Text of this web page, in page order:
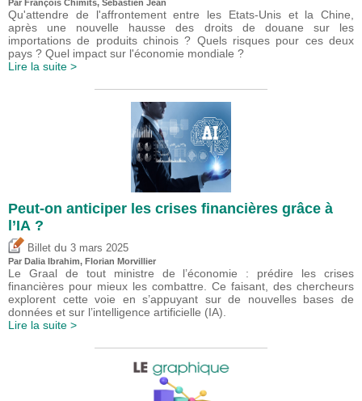
Par François Chimits, Sébastien Jean
Qu'attendre de l'affrontement entre les Etats-Unis et la Chine,
après une nouvelle hausse des droits de douane sur les
importations de produits chinois ? Quels risques pour ces deux
pays ? Quel impact sur l'économie mondiale ?
Lire la suite >
Peut-on anticiper les crises financières grâce à
l’IA ?
Billet du 3 mars 2025
Par Dalia Ibrahim, Florian Morvillier
Le Graal de tout ministre de l’économie : prédire les crises
financières pour mieux les combattre. Ce faisant, des chercheurs
explorent cette voie en s’appuyant sur de nouvelles bases de
données et sur l’intelligence artificielle (IA).
Lire la suite >